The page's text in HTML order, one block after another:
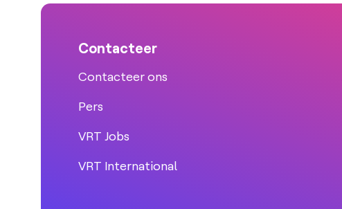
Contacteer
Contacteer ons
Pers
VRT Jobs
VRT International